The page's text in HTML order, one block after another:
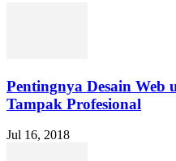
Pentingnya Desain Web
Tampak Profesional
Jul 16, 2018